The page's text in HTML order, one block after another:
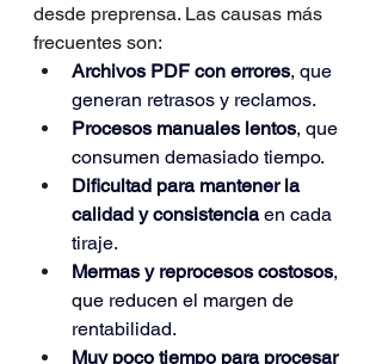
desde preprensa. Las causas más
frecuentes son:
Archivos PDF con errores, que
generan retrasos y reclamos.
Procesos manuales lentos, que
consumen demasiado tiempo.
Dificultad para mantener la
calidad y consistencia en cada
tiraje.
Mermas y reprocesos costosos,
que reducen el margen de
rentabilidad.
Muy poco tiempo para procesar